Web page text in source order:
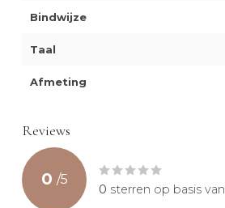
Bindwijze
Taal
Afmeting
Reviews
0 /5
0 sterren op basis van